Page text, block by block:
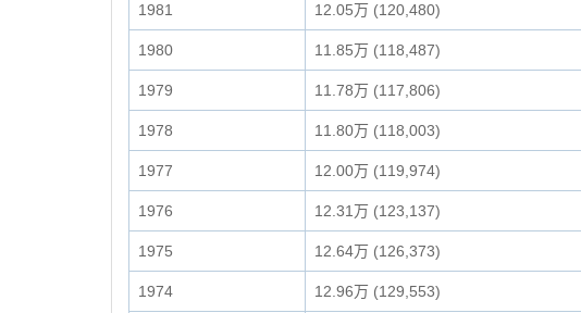
1981 12.05万 (120,480)
1980 11.85万 (118,487)
1979 11.78万 (117,806)
1978 11.80万 (118,003)
1977 12.00万 (119,974)
1976 12.31万 (123,137)
1975 12.64万 (126,373)
1974 12.96万 (129,553)